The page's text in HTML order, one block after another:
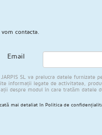
contacta.
Email
SL va prelucra datele
informații legate de activitatea,
despre modul în care tratăm datele
mai detaliat în Politica de